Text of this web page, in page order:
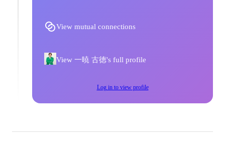
View mutual connections
View 一暁 古徳's full profile
Log in to view profile